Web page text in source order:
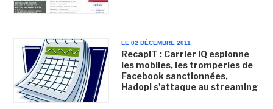
LE 02 DÉCEMBRE 2011
RecapIT : Carrier IQ espionne
les mobiles, les tromperies de
Facebook sanctionnées,
Hadopi s'attaque au streaming